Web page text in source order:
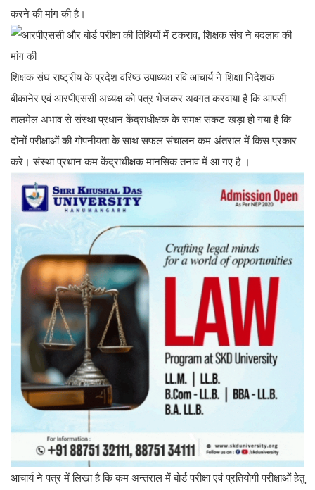
करने की मांग की है।
शिक्षक संघ राष्ट्रीय के प्रदेश वरिष्ठ उपाध्यक्ष रवि आचार्य ने शिक्षा निदेशक
बीकानेर एवं आरपीएससी अध्यक्ष को पत्र भेजकर अवगत करवाया है कि आपसी
तालमेल अभाव से संस्था प्रधान केंद्राधीक्षक के समक्ष संकट खड़ा हो गया है कि
दोनों परीक्षाओं की गोपनीयता के साथ सफल संचालन कम अंतराल में किस प्रकार
करे। संस्था प्रधान कम केंद्राधीक्षक मानसिक तनाव में आ गए है ।
आचार्य ने पत्र में लिखा है कि कम अन्तराल में बोर्ड परीक्षा एवं प्रतियोगी परीक्षाओं हेतु